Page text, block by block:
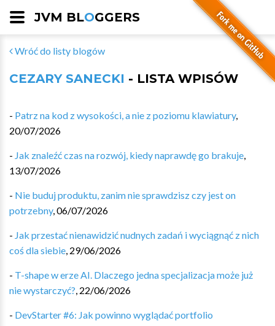
JVM BLOGGERS
Wróć do listy blogów
CEZARY SANECKI - LISTA WPISÓW
- Patrz na kod z wysokości, a nie z poziomu klawiatury,
20/07/2026
- Jak znaleźć czas na rozwój, kiedy naprawdę go brakuje,
13/07/2026
- Nie buduj produktu, zanim nie sprawdzisz czy jest on
potrzebny,06/07/2026
- Jak przestać nienawidzić nudnych zadań i wyciągnąć z nich
coś dla siebie, 29/06/2026
- T-shape w erze AI. Dlaczego jedna specjalizacja może już
nie wystarczyć?, 22/06/2026
- DevStarter #6: Jak powinno wyglądać portfolio